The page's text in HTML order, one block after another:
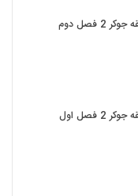
دانلود مسابقه جوکر 2 فصل دوم
دانلود مسابقه جوکر 2 فصل اول